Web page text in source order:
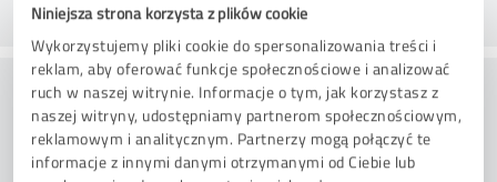
Niniejsza strona korzysta z plików cookie
Wykorzystujemy pliki cookie do spersonalizowania treści i
reklam, aby oferować funkcje społecznościowe i analizować
ruch w naszej witrynie. Informacje o tym, jak korzystasz z
naszej witryny, udostępniamy partnerom społecznościowym,
reklamowym i analitycznym. Partnerzy mogą połączyć te
informacje z innymi danymi otrzymanymi od Ciebie lub
Doradztwo